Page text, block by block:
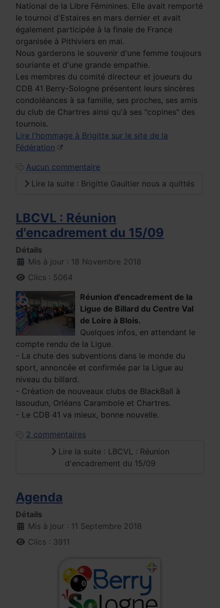
National de la Libre Féminines. Elle avait remporté
le tournoi d'Estaires en mars dernier et avait
également participée à la finale de France
organisée à Pithiviers en mai.
Nous garderons le souvenir d'une femme toujours
souriante et d'une grande empathie.
Les membres du comité directeur et joueurs du
CDB 41 Berry-Sologne présentent leurs sincères
condoléances à sa famille, ses proches, ses amis
du club de Chartres ainsi qu'à ses "copines" des
tournois.
Lire l'hommage à Brigitte sur le site de la
Fédération
Aucun commentaire
Lire la suite : Brigitte Gaultier nous a quittés
LBCVL : Réunion
d'encadrement du 15/09
Détails
Mis à jour : 18 Novembre 2018
Clics : 5064
Réunion d'encadrement de la
Ligue de Billard du Centre Val
de Loire à Blois.
Quelques infos, en attendant le
compte rendu de la Ligue.
- La chute des subventions dans le monde du
sport, annoncée et confirmée par la Ligue au
niveau du billard.
- Création de nouveaux clubs de BlackBall à
Issoudun, Orléans Carambole et Chartres.
- Le CDB 41 va mieux, bonne nouvelle.
2 commentaires
Lire la suite : LBCVL : Réunion
d'encadrement du 15/09
Agenda
Détails
Mis à jour : 11 Septembre 2018
Clics : 3911